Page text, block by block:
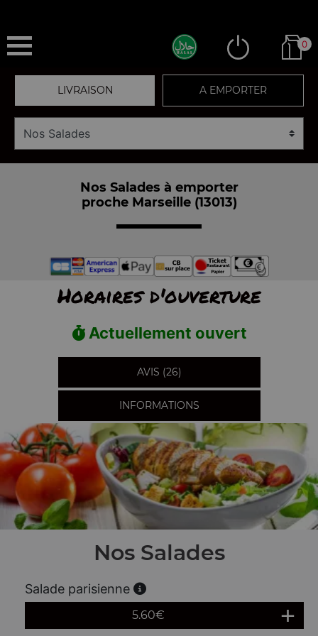
0
LIVRAISON A EMPORTER
Nos Salades à emporter
proche Marseille (13013)
Horaires d'ouverture
Actuellement ouvert
AVIS (26)
INFORMATIONS
Nos Salades
Salade parisienne
5.60€